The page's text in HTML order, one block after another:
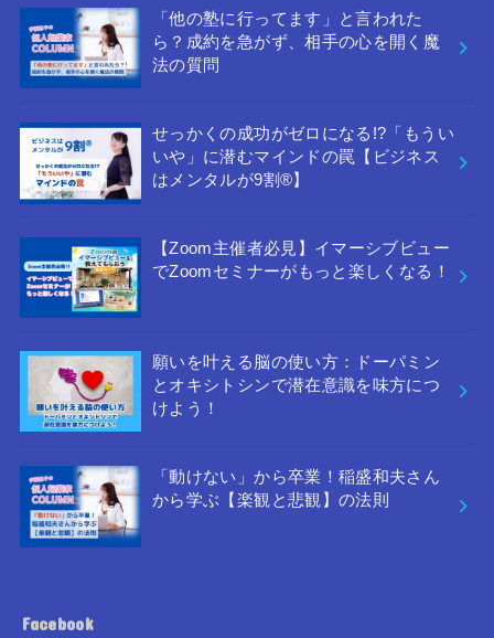
「他の塾に行ってます」と言われた
ら？成約を急がず、相手の心を開く魔
法の質問
せっかくの成功がゼロになる!?「もうい
いや」に潜むマインドの罠【ビジネス
はメンタルが9割®︎】
【Zoom主催者必見】イマーシブビュー
でZoomセミナーがもっと楽しくなる！
願いを叶える脳の使い方：ドーパミン
とオキシトシンで潜在意識を味方につ
けよう！
「動けない」から卒業！稲盛和夫さん
から学ぶ【楽観と悲観】の法則
Facebook